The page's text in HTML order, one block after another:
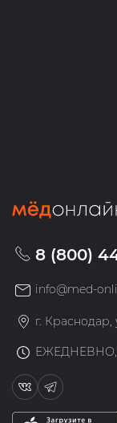
8 (800)
info@med-
г. Краснодар,
ЕЖЕДНЕВНО,